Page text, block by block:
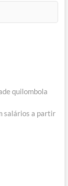
quilombola
salários a partir